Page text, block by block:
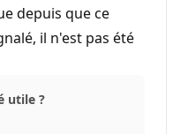
depuis que ce
il n'est pas été
utile ?